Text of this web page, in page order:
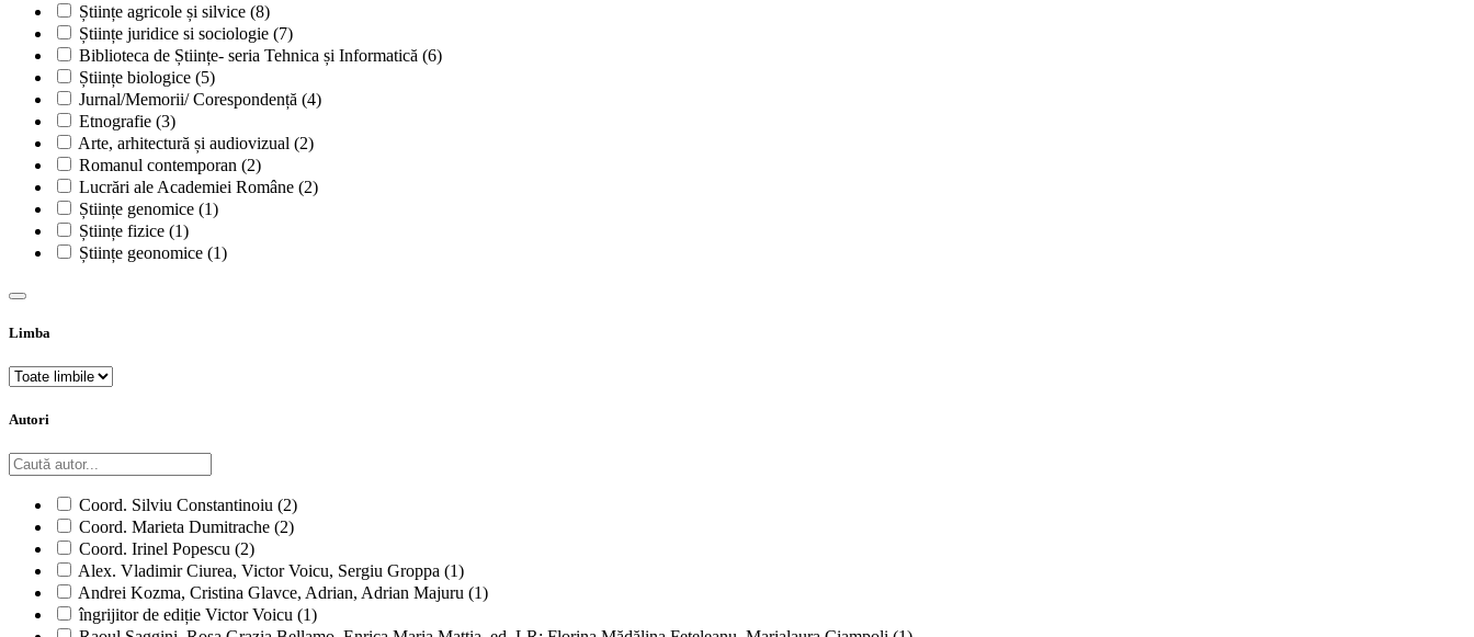
Științe agricole și silvice (8)
Științe juridice si sociologie (7)
Biblioteca de Științe- seria Tehnica și Informatică (6)
Științe biologice (5)
Jurnal/Memorii/ Corespondență (4)
Etnografie (3)
Arte, arhitectură și audiovizual (2)
Romanul contemporan (2)
Lucrări ale Academiei Române (2)
Științe genomice (1)
Științe fizice (1)
Științe geonomice (1)
Limba
Autori
Coord. Silviu Constantinoiu (2)
Coord. Marieta Dumitrache (2)
Coord. Irinel Popescu (2)
Alex. Vladimir Ciurea, Victor Voicu, Sergiu Groppa (1)
Andrei Kozma, Cristina Glavce, Adrian, Adrian Majuru (1)
îngrijitor de ediție Victor Voicu (1)